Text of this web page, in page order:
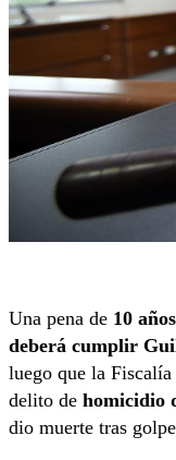
Una pena de 10
deberá cumplir
luego que la
delito de homicidio
dio muerte tras